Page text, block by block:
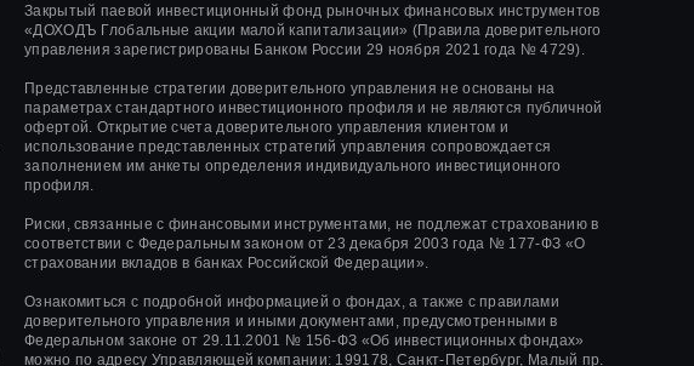
Закрытый паевой инвестиционный фонд рыночных финансовых инструментов
«ДОХОДЪ Глобальные акции малой капитализации» (Правила доверительного
управления зарегистрированы Банком России 29 ноября 2021 года № 4729).
Представленные стратегии доверительного управления не основаны на
параметрах стандартного инвестиционного профиля и не являются публичной
офертой. Открытие счета доверительного управления клиентом и
использование представленных стратегий управления сопровождается
заполнением им анкеты определения индивидуального инвестиционного
профиля.
Риски, связанные с финансовыми инструментами, не подлежат страхованию в
соответствии с Федеральным законом от 23 декабря 2003 года № 177-ФЗ «О
страховании вкладов в банках Российской Федерации».
Ознакомиться с подробной информацией о фондах, а также с правилами
доверительного управления и иными документами, предусмотренными в
Федеральном законе от 29.11.2001 № 156-ФЗ «Об инвестиционных фондах»
можно по адресу Управляющей компании: 199178, Санкт-Петербург, Малый пр.